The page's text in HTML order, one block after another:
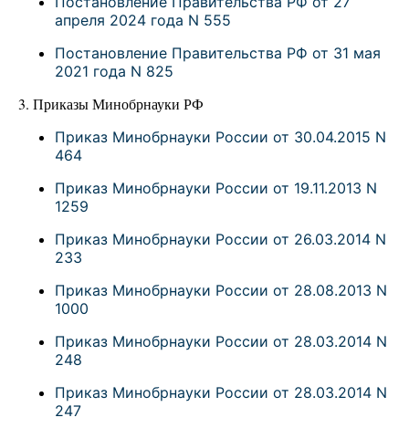
апреля 2024 года N 555
Постановление Правительства РФ от 31 мая
2021 года N 825
3. Приказы Минобрнауки РФ
Приказ Минобрнауки России от 30.04.2015 N
464
Приказ Минобрнауки России от 19.11.2013 N
1259
Приказ Минобрнауки России от 26.03.2014 N
233
Приказ Минобрнауки России от 28.08.2013 N
1000
Приказ Минобрнауки России от 28.03.2014 N
248
Приказ Минобрнауки России от 28.03.2014 N
247